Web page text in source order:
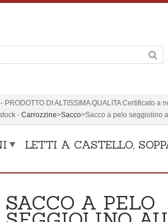
- PRODOTTO DI ALTISSIMA QUALITA Certificato a
- Carrozzine>Sacco>Sacco a pelo seggiolino
LETTI A CASTELLO,
SACCO A PELO